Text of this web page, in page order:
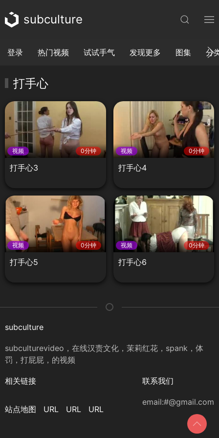
subculture
登录 热门视频 试试手气 发现更多 图集 分
打手心
视频 0分钟
打手心3
视频 0分钟
打手心4
视频 0分钟
打手心5
视频 0分钟
打手心6
subculture
subculturevideo，在线汉责文化，茉莉红花，spank，体
罚，打屁屁，的视频
相关链接
站点地图 URL URL URL
联系我们
email:#@gmail.com